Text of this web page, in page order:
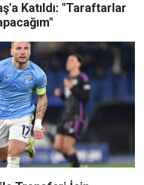
Katıldı: "Taraftarlar